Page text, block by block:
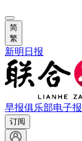
简
繁
新明日报
早报俱乐部电子报
订阅